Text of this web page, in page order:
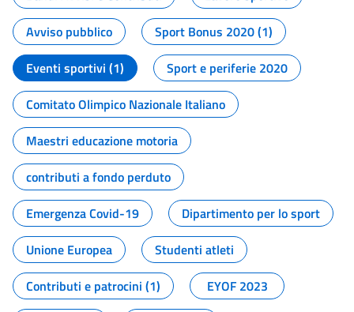
Avviso pubblico
Sport Bonus 2020 (1)
Eventi sportivi (1)
Sport e periferie 2020
Comitato Olimpico Nazionale Italiano
Maestri educazione motoria
contributi a fondo perduto
Emergenza Covid-19
Dipartimento per lo sport
Unione Europea
Studenti atleti
Contributi e patrocini (1)
EYOF 2023